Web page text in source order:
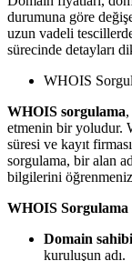
durumuna göre
uzun vadeli
sürecinde detayları
WHOIS
WHOIS sorgulama
etmenin bir yoludur.
süresi ve kayıt
sorgulama, bir alan
bilgilerini
WHOIS
Domain
kuruluşun adı.